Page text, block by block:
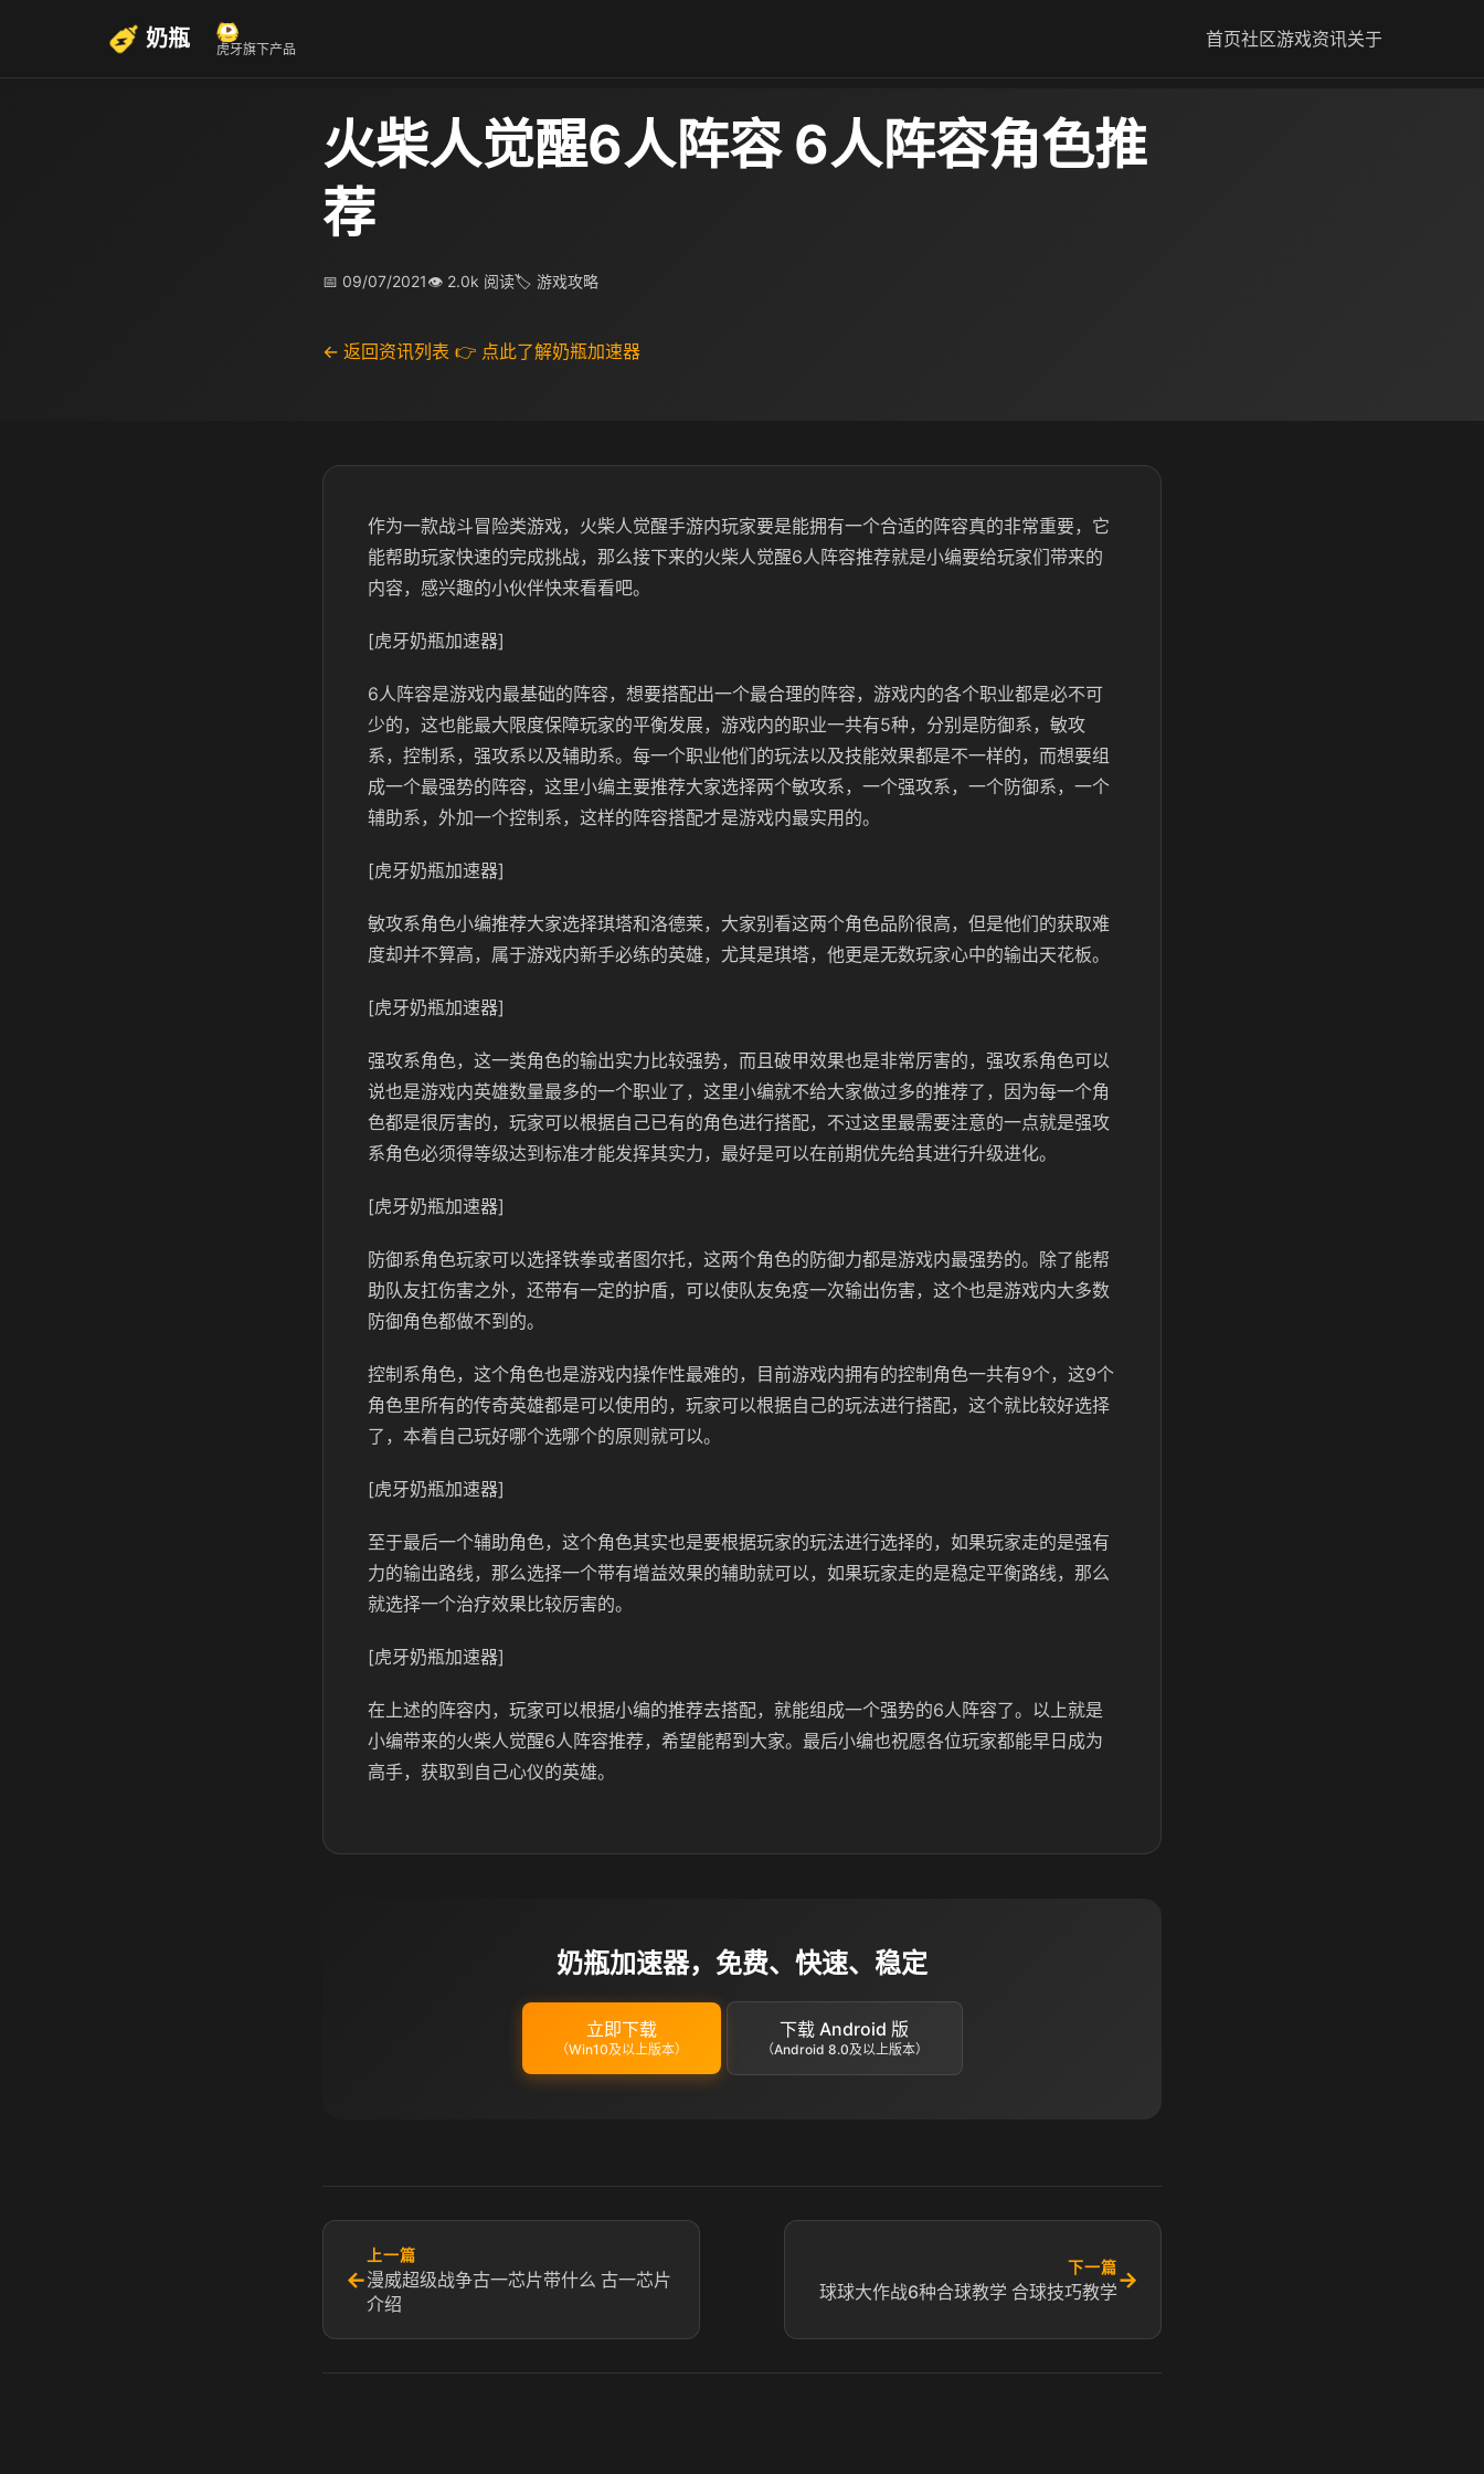
奶瓶 虎牙旗下产品 首页社区游戏资讯关于
火柴人觉醒6人阵容 6人阵容角色推
荐
📅 09/07/2021👁 2.0k 阅读🏷 游戏攻略
← 返回资讯列表 👉 点此了解奶瓶加速器
作为一款战斗冒险类游戏，火柴人觉醒手游内玩家要是能拥有一个合适的阵容真的非常重要，它
能帮助玩家快速的完成挑战，那么接下来的火柴人觉醒6人阵容推荐就是小编要给玩家们带来的
内容，感兴趣的小伙伴快来看看吧。
[虎牙奶瓶加速器]
6人阵容是游戏内最基础的阵容，想要搭配出一个最合理的阵容，游戏内的各个职业都是必不可
少的，这也能最大限度保障玩家的平衡发展，游戏内的职业一共有5种，分别是防御系，敏攻
系，控制系，强攻系以及辅助系。每一个职业他们的玩法以及技能效果都是不一样的，而想要组
成一个最强势的阵容，这里小编主要推荐大家选择两个敏攻系，一个强攻系，一个防御系，一个
辅助系，外加一个控制系，这样的阵容搭配才是游戏内最实用的。
[虎牙奶瓶加速器]
敏攻系角色小编推荐大家选择琪塔和洛德莱，大家别看这两个角色品阶很高，但是他们的获取难
度却并不算高，属于游戏内新手必练的英雄，尤其是琪塔，他更是无数玩家心中的输出天花板。
[虎牙奶瓶加速器]
强攻系角色，这一类角色的输出实力比较强势，而且破甲效果也是非常厉害的，强攻系角色可以
说也是游戏内英雄数量最多的一个职业了，这里小编就不给大家做过多的推荐了，因为每一个角
色都是很厉害的，玩家可以根据自己已有的角色进行搭配，不过这里最需要注意的一点就是强攻
系角色必须得等级达到标准才能发挥其实力，最好是可以在前期优先给其进行升级进化。
[虎牙奶瓶加速器]
防御系角色玩家可以选择铁拳或者图尔托，这两个角色的防御力都是游戏内最强势的。除了能帮
助队友扛伤害之外，还带有一定的护盾，可以使队友免疫一次输出伤害，这个也是游戏内大多数
防御角色都做不到的。
控制系角色，这个角色也是游戏内操作性最难的，目前游戏内拥有的控制角色一共有9个，这9个
角色里所有的传奇英雄都是可以使用的，玩家可以根据自己的玩法进行搭配，这个就比较好选择
了，本着自己玩好哪个选哪个的原则就可以。
[虎牙奶瓶加速器]
至于最后一个辅助角色，这个角色其实也是要根据玩家的玩法进行选择的，如果玩家走的是强有
力的输出路线，那么选择一个带有增益效果的辅助就可以，如果玩家走的是稳定平衡路线，那么
就选择一个治疗效果比较厉害的。
[虎牙奶瓶加速器]
在上述的阵容内，玩家可以根据小编的推荐去搭配，就能组成一个强势的6人阵容了。以上就是
小编带来的火柴人觉醒6人阵容推荐，希望能帮到大家。最后小编也祝愿各位玩家都能早日成为
高手，获取到自己心仪的英雄。
奶瓶加速器，免费、快速、稳定
立即下载
（Win10及以上版本）
下载 Android 版
（Android 8.0及以上版本）
←
上一篇
漫威超级战争古一芯片带什么 古一芯片
介绍
下一篇
球球大作战6种合球教学 合球技巧教学→